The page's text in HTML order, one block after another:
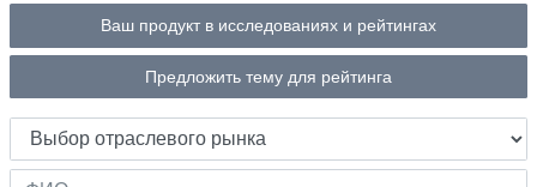
Ваш продукт в исследованиях и рейтингах
Предложить тему для рейтинга